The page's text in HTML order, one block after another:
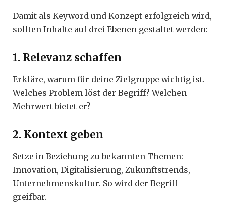
Damit als Keyword und Konzept erfolgreich wird,
sollten Inhalte auf drei Ebenen gestaltet werden:
1. Relevanz schaffen
Erkläre, warum für deine Zielgruppe wichtig ist.
Welches Problem löst der Begriff? Welchen
Mehrwert bietet er?
2. Kontext geben
Setze in Beziehung zu bekannten Themen:
Innovation, Digitalisierung, Zukunftstrends,
Unternehmenskultur. So wird der Begriff
greifbar.